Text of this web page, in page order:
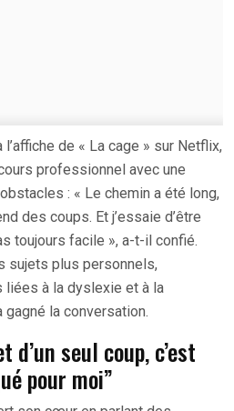
l’affiche de « La cage » sur Netflix,
professionnel avec une
: « Le chemin a été long,
des coups. Et j’essaie d’être
toujours facile », a-t-il confié.
sujets plus personnels,
à la dyslexie et à la
gagné la conversation.
d’un seul coup, c’est
pour moi”